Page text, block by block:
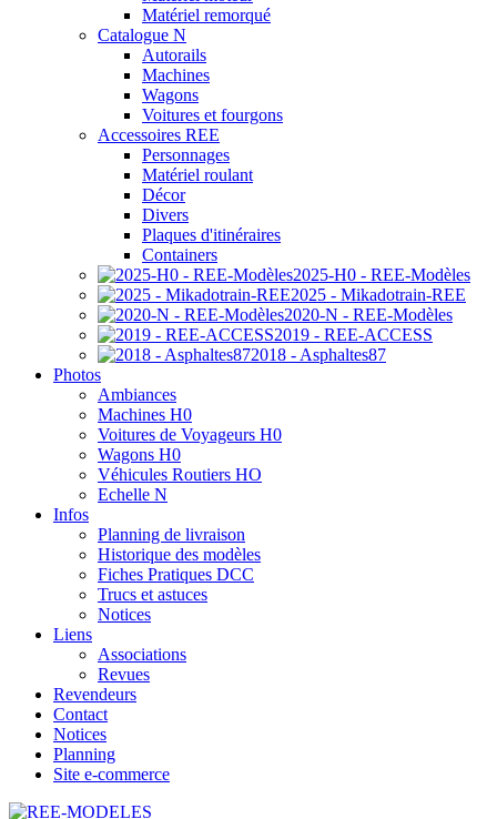
Matériel remorqué
Catalogue N
Autorails
Machines
Wagons
Voitures et fourgons
Accessoires REE
Personnages
Matériel roulant
Décor
Divers
Plaques d'itinéraires
Containers
2025-H0 - REE-Modèles
2025 - Mikadotrain-REE
2020-N - REE-Modèles
2019 - REE-ACCESS
2018 - Asphaltes87
Photos
Ambiances
Machines H0
Voitures de Voyageurs H0
Wagons H0
Véhicules Routiers HO
Echelle N
Infos
Planning de livraison
Historique des modèles
Fiches Pratiques DCC
Trucs et astuces
Notices
Liens
Associations
Revues
Revendeurs
Contact
Notices
Planning
Site e-commerce